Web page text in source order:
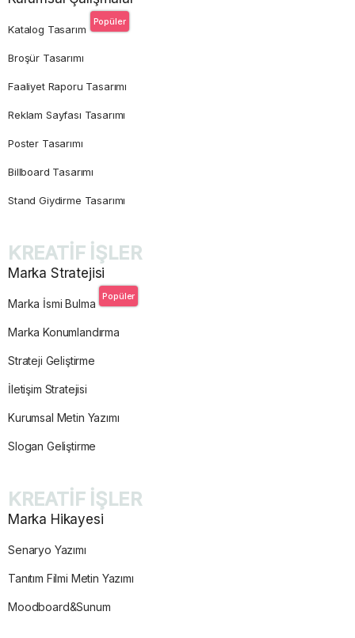
Katalog Tasarım
Popüler
Broşür Tasarımı
Faaliyet Raporu Tasarımı
Reklam Sayfası Tasarımı
Poster Tasarımı
Billboard Tasarımı
Stand Giydirme Tasarımı
KREATİF İŞLER
Marka Stratejisi
Marka İsmi Bulma
Popüler
Marka Konumlandırma
Strateji Geliştirme
İletişim Stratejisi
Kurumsal Metin Yazımı
Slogan Geliştirme
KREATİF İŞLER
Marka Hikayesi
Senaryo Yazımı
Tanıtım Filmi Metin Yazımı
Moodboard&Sunum